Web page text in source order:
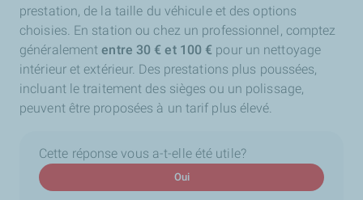
prestation, de la taille du véhicule et des options
choisies. En station ou chez un professionnel, comptez
généralemententre 30 € et 100 € pour un nettoyage
intérieur et extérieur. Des prestations plus poussées,
incluant le traitement des sièges ou un polissage,
peuvent être proposées à un tarif plus élevé.
Cette réponse vous a-t-elle été utile?
Oui